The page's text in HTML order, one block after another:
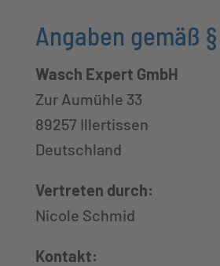
Angaben gemäß §
Wasch Expert GmbH
Zur Aumühle 33
89257 Illertissen
Deutschland
Vertreten durch:
Nicole Schmid
Kontakt: